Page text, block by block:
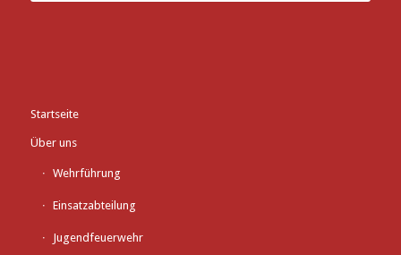
Startseite
Über uns
Wehrführung
Einsatzabteilung
Jugendfeuerwehr